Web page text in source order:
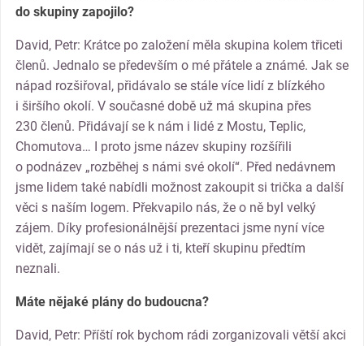
do skupiny zapojilo?
David, Petr: Krátce po založení měla skupina kolem třiceti
členů. Jednalo se především o mé přátele a známé. Jak se
nápad rozšiřoval, přidávalo se stále více lidí z blízkého
i širšího okolí. V současné době už má skupina přes
230 členů. Přidávají se k nám i lidé z Mostu, Teplic,
Chomutova… I proto jsme název skupiny rozšířili
o podnázev „rozběhej s námi své okolí“. Před nedávnem
jsme lidem také nabídli možnost zakoupit si trička a další
věci s naším logem. Překvapilo nás, že o ně byl velký
zájem. Díky profesionálnější prezentaci jsme nyní více
vidět, zajímají se o nás už i ti, kteří skupinu předtím
neznali.
Máte nějaké plány do budoucna?
David, Petr: Příští rok bychom rádi zorganizovali větší akci